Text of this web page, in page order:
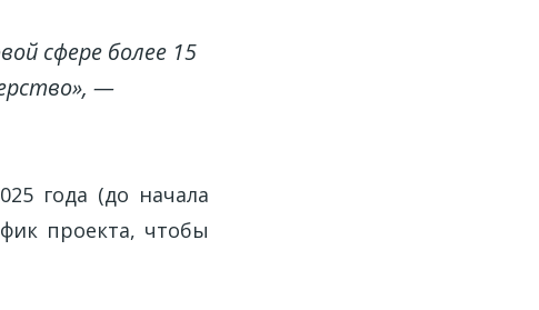
сфере более 15
—
года (до начала
проекта, чтобы